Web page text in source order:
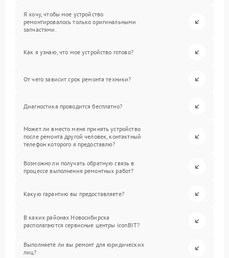
Я хочу, чтобы мое устройство
ремонтировалось только оригинальными
запчастями.
Как я узнаю, что мое устройство готово?
От чего зависит срок ремонта техники?
Диагностика проводится бесплатно?
Может ли вместо меня принять устройство
после ремонта другой человек, контактный
телефон которого я предоставлю?
Возможно ли получать обратную связь в
процессе выполнения ремонтных работ?
Какую гарантию вы предоставляете?
В каких районах Новосибирска
располагаются сервисные центры iconBIT?
Выполняете ли вы ремонт для юридических
лиц?